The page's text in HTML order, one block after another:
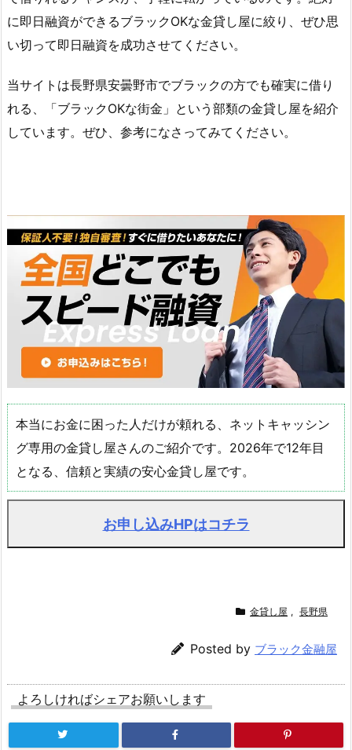
に即日融資ができるブラックOKな金貸し屋に絞り、ぜひ思
い切って即日融資を成功させてください。
当サイトは長野県安曇野市でブラックの方でも確実に借り
れる、「ブラックOKな街金」という部類の金貸し屋を紹介
しています。ぜひ、参考になさってみてください。
本当にお金に困った人だけが頼れる、ネットキャッシン
グ専用の金貸し屋さんのご紹介です。2026年で12年目
となる、信頼と実績の安心金貸し屋です。
お申し込みHPはコチラ
金貸し屋 , 長野県
Posted by ブラック金融屋
よろしければシェアお願いします